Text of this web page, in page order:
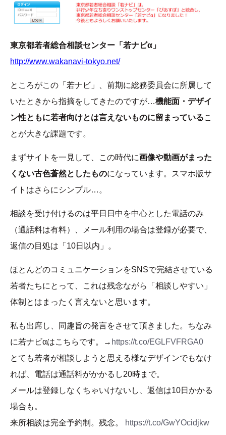
東京都若者総合相談センター「若ナビα」
http://www.wakanavi-tokyo.net/
ところがこの「若ナビ」、前期に総務委員会に所属して
いたときから指摘をしてきたのですが…機能面・デザイ
ン性ともに若者向けとは言えないものに留まっているこ
とが大きな課題です。
まずサイトを一見して、この時代に画像や動画がまった
くない古色蒼然としたものになっています。スマホ版サ
イトはさらにシンプル…。
相談を受け付けるのは平日日中を中心とした電話のみ
（通話料は有料）、メール利用の場合は登録が必要で、
返信の目処は「10日以内」。
ほとんどのコミュニケーションをSNSで完結させている
若者たちにとって、これは残念ながら「相談しやすい」
体制とはまったく言えないと思います。
私も出席し、同趣旨の発言をさせて頂きました。ちなみ
に若ナビαはこちらです。→ https://t.co/EGLFVFRGA0
とても若者が相談しようと思える様なデザインでもなけ
れば、電話は通話料がかかるし20時まで。
メールは登録しなくちゃいけないし、返信は10日かかる
場合も。
来所相談は完全予約制。残念。
https://t.co/GwYOcidjkw